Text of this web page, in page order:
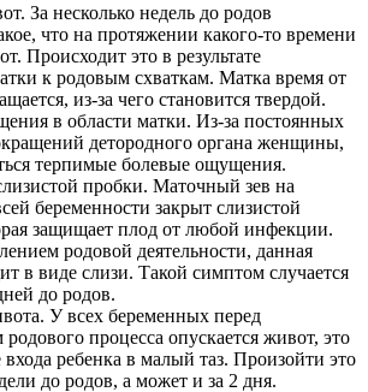
За несколько недель до родов
что на протяжении какого-то времени
Происходит это в результате
к родовым схваткам. Матка время от
из-за чего становится твердой.
в области матки. Из-за постоянных
детородного органа женщины,
терпимые болевые ощущения.
пробки. Маточный зев на
беременности закрыт слизистой
защищает плод от любой инфекции.
родовой деятельности, данная
в виде слизи. Такой симптом случается
до родов.
У всех беременных перед
процесса опускается живот, это
входа ребенка в малый таз. Произойти это
до родов, а может и за 2 дня.